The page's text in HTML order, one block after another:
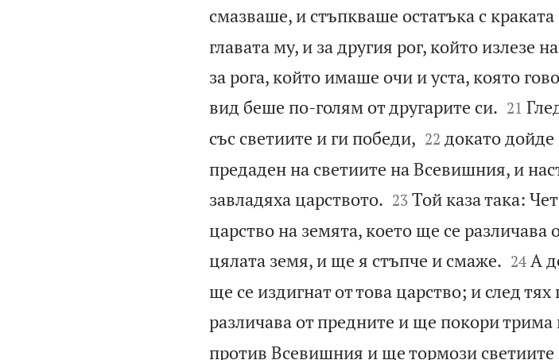
смазваше, и стъпкваше остатъка с краката
главата му, и за другия рог, който излезе
за рога, който имаше очи и уста, която
вид беше по-голям от другарите си.
21
със светиите и ги победи,
22 докато
предаден на светиите на Всевишния, и
завладяха царството.
23 Той каза така:
царство на земята, което ще се
цялата земя, и ще я стъпче и смаже.
24 А
ще се издигнат от това царство; и след
различава от предните и ще покори трима
против Всевишния и ще тормози